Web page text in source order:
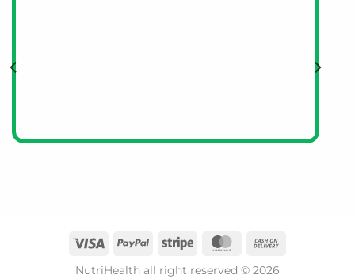
NutriHealth all right reserved © 2026